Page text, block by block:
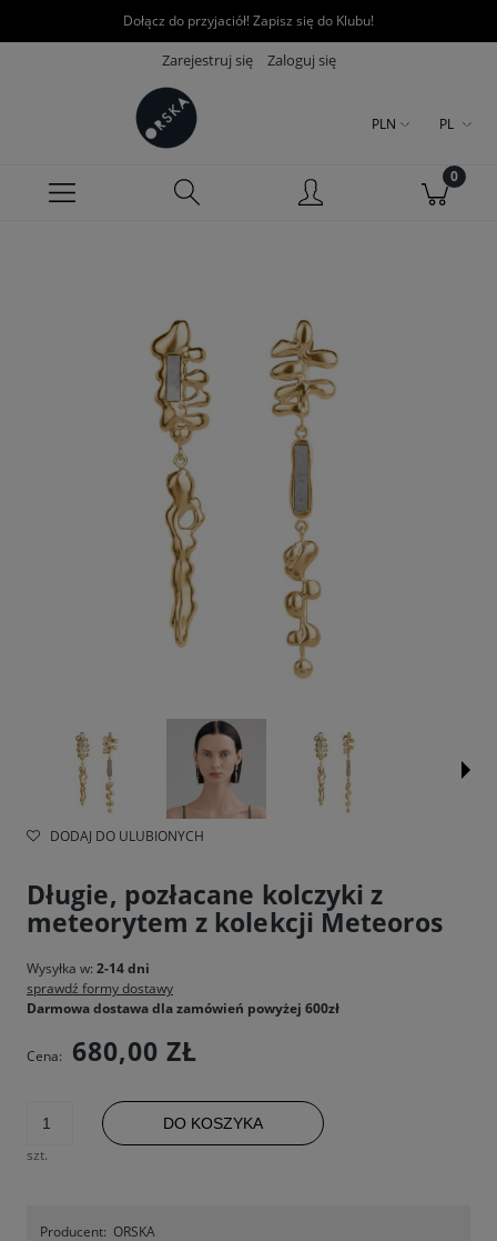
Dołącz do przyjaciół! Zapisz się do Klubu!
Zarejestruj się Zaloguj się
PLN PL
DODAJ DO ULUBIONYCH
Długie, pozłacane kolczyki z
meteorytem z kolekcji Meteoros
Wysyłka w: 2-14 dni
sprawdź formy dostawy
Darmowa dostawa dla zamówień powyżej 600zł
Cena: 680,00 ZŁ
szt.
DO KOSZYKA
Producent: ORSKA